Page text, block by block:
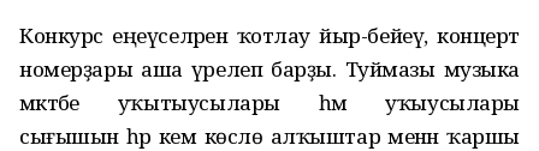
Конкурс еңеүселәрен ҡотлау йыр-бейеү, концерт
номерҙары аша үрелеп барҙы. Туймазы музыка
мәктәбе уҡытыусылары һәм уҡыусылары
сығышын һәр кем көслө алҡыштар менән ҡаршы